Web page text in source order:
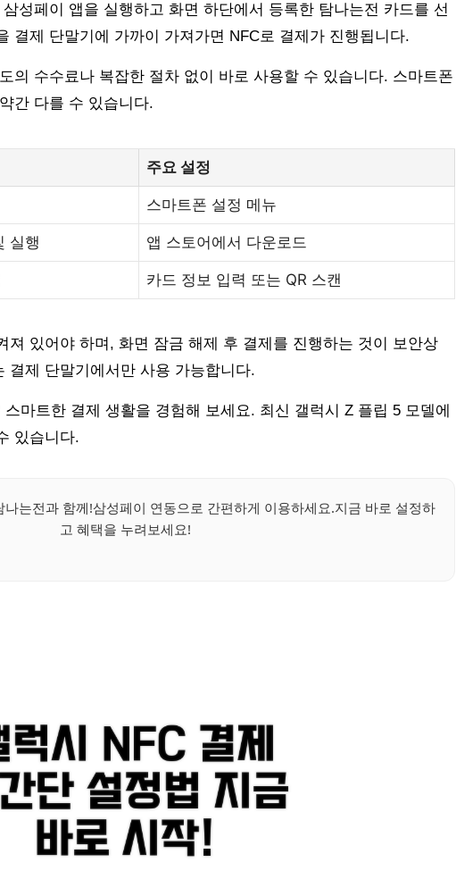
성페이 앱을 실행하고 화면 하단에서 등록한 탐나는전 카드를 선
결제 단말기에 가까이 가져가면 NFC로 결제가 진행됩니다.
의 수수료나 복잡한 절차 없이 바로 사용할 수 있습니다. 스마트폰
간 다를 수 있습니다.
주요 설정
스마트폰 설정 메뉴
실행 앱 스토어에서 다운로드
카드 정보 입력 또는 QR 스캔
져 있어야 하며, 화면 잠금 해제 후 결제를 진행하는 것이 보안상
결제 단말기에서만 사용 가능합니다.
마트한 결제 생활을 경험해 보세요. 최신 갤럭시 Z 플립 5 모델에
있습니다.
나는전과 함께!삼성페이 연동으로 간편하게 이용하세요.지금 바로 설정하
고 혜택을 누려보세요!